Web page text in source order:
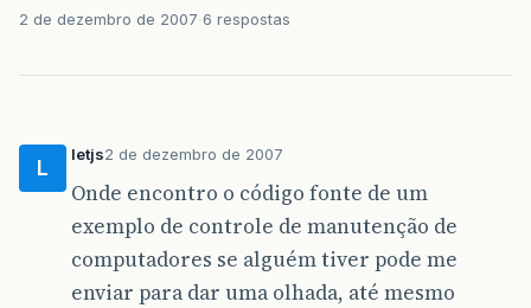
2 de dezembro de 2007 6 respostas
L
letjs2 de dezembro de 2007
Onde encontro o código fonte de um
exemplo de controle de manutenção de
computadores se alguém tiver pode me
enviar para dar uma olhada, até mesmo